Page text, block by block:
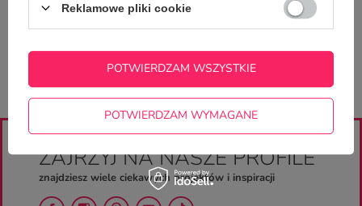
ZAJRZYJ NA NASZE PROFILE
znajdziesz wiele ciekawych projektów i inspiracji
Reklamowe pliki cookie
POTWIERDZAM WYMAGANE
POTWIERDZAM WSZYSTKIE